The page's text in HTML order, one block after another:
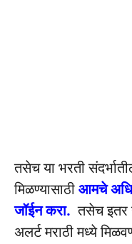
तसेच या भरती
मिळण्यासाठी आमचे
जॉईन करा. तसेच इतर
अलर्ट मराठी मध्ये